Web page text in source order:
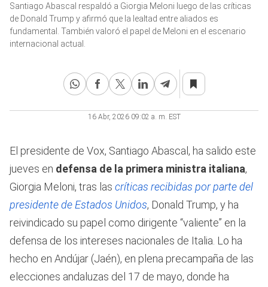
seconds
seconds
Santiago Abascal respaldó a Giorgia Meloni luego de las críticas
de Donald Trump y afirmó que la lealtad entre aliados es
fundamental. También valoró el papel de Meloni en el escenario
internacional actual.
16 Abr, 2026 09:02 a. m. EST
El presidente de Vox, Santiago Abascal, ha salido este
jueves en defensa de la primera ministra italiana,
Giorgia Meloni, tras las críticas recibidas por parte del
presidente de Estados Unidos, Donald Trump, y ha
reivindicado su papel como dirigente “valiente” en la
defensa de los intereses nacionales de Italia. Lo ha
hecho en Andújar (Jaén), en plena precampaña de las
elecciones andaluzas del 17 de mayo, donde ha